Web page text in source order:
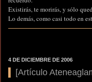
Existirás, te morirás, y sólo
Lo demás, como casi todo en
4 DE DICIEMBRE DE 2006
[Artículo